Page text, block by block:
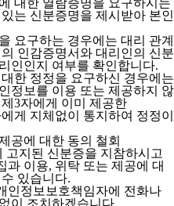
대한 열람증명을 요구하시는
는 신분증명을 제시받아 본인
요구하는 경우에는 대리 관계
인감증명서와 대리인의 신분
인인지 여부를 확인합니다.
한 정정을 요구하신 경우에는
정보를 이용 또는 제공하지 않
3자에게 이미 제공한
게 지체없이 통지하여 정정이
공에 대한 동의 철회
고지된 신분증을 지참하시고
과 이용, 위탁 또는 제공에 대
있습니다.
인정보보호책임자에 전화나
이 조치하겠습니다.